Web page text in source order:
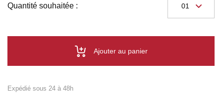
Quantité souhaitée :
Ajouter au panier
Expédié sous 24 à 48h